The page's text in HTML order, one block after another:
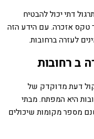
דתי יכול להבטיח
טקס אזכרה. עם הידע הזה
לעזרה ברחובות.
ב רחובות
דעת מדוקדק של
היא המפתח. מבתי
מספר מקומות שיכולים